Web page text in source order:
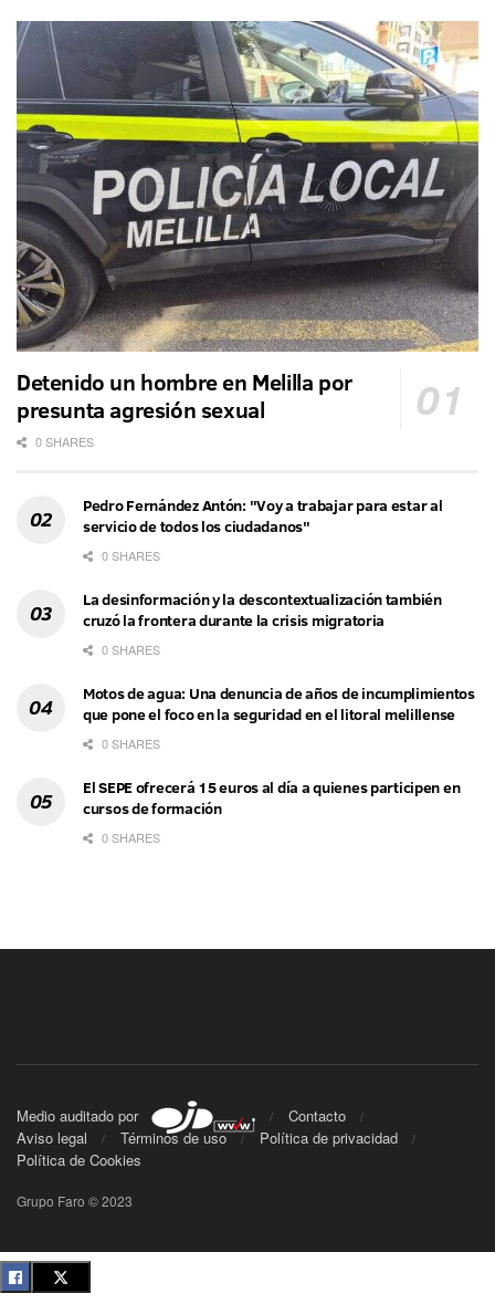
Detenido un hombre en Melilla por
presunta agresión sexual
0 SHARES
Pedro Fernández Antón: "Voy a trabajar para estar al
servicio de todos los ciudadanos"
0 SHARES
La desinformación y la descontextualización también
cruzó la frontera durante la crisis migratoria
0 SHARES
Motos de agua: Una denuncia de años de incumplimientos
que pone el foco en la seguridad en el litoral melillense
0 SHARES
El SEPE ofrecerá 15 euros al día a quienes participen en
cursos de formación
0 SHARES
Medio auditado por
Contacto
Aviso legal
Términos de uso
Política de privacidad
Política de Cookies
Grupo Faro © 2023